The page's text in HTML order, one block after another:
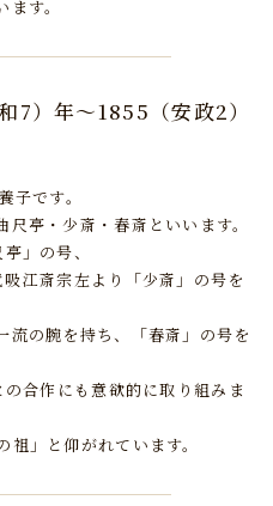
す。
7）年～1855（安政2）
です。
亭・少斎・春斎といいます。
」の号、
江斎宗左より「少斎」の号を
流の腕を持ち、「春斎」の号を
合作にも意欲的に取り組みま
」と仰がれています。